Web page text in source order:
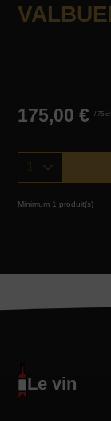
175,00€ / 75
1
Minimum 1 produit(s)
Le vin